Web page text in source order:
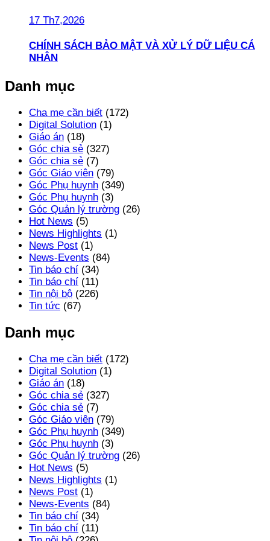
17 Th7,2026
CHÍNH SÁCH BẢO MẬT VÀ XỬ LÝ DỮ LIỆU CÁ
NHÂN
Danh mục
Cha mẹ cần biết (172)
Digital Solution (1)
Giáo án (18)
Góc chia sẻ (327)
Góc chia sẻ (7)
Góc Giáo viên (79)
Góc Phụ huynh (349)
Góc Phụ huynh (3)
Góc Quản lý trường (26)
Hot News (5)
News Highlights (1)
News Post (1)
News-Events (84)
Tin báo chí (34)
Tin báo chí (11)
Tin nội bộ (226)
Tin tức (67)
Danh mục
Cha mẹ cần biết (172)
Digital Solution (1)
Giáo án (18)
Góc chia sẻ (327)
Góc chia sẻ (7)
Góc Giáo viên (79)
Góc Phụ huynh (349)
Góc Phụ huynh (3)
Góc Quản lý trường (26)
Hot News (5)
News Highlights (1)
News Post (1)
News-Events (84)
Tin báo chí (34)
Tin báo chí (11)